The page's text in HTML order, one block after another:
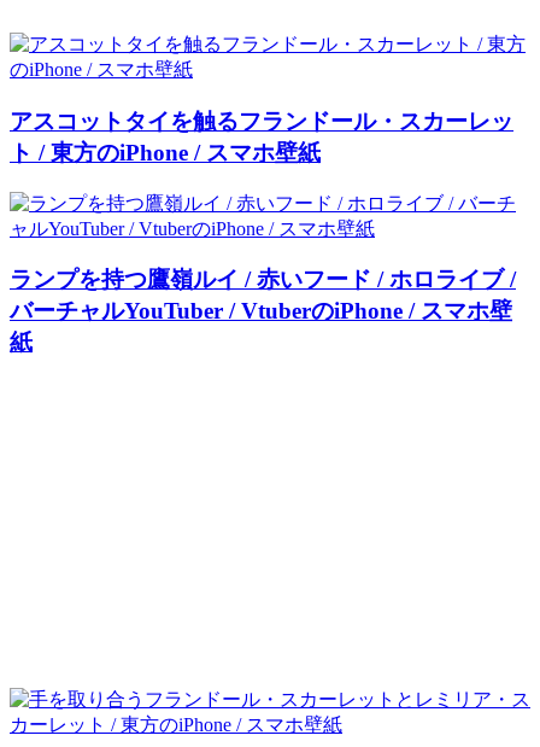
アスコットタイを触るフランドール・スカーレッ
ト / 東方のiPhone / スマホ壁紙
ランプを持つ鷹嶺ルイ / 赤いフード / ホロライブ /
バーチャルYouTuber / VtuberのiPhone / スマホ壁
紙